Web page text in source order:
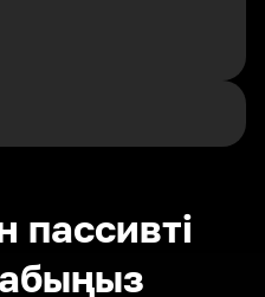
пассивті